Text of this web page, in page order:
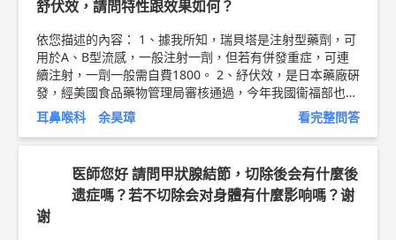
準。 嘉義長庚紀念醫院 耳鼻喉科 主治醫師 蔡明劭 問8健康
舒伏效，請問特性跟效果如何？
依您描述的內容： 1、據我所知，瑞貝塔是注射型藥劑，可
用於A、B型流感，一般注射一劑，但若有併發重症，可連
續注射，一劑一般需自費1800。 2、紓伏效，是日本藥廠硏
發，經美國食品藥物管理局審核通過，今年我國衞福部也通
過許可，此藥特色是只需口服一次，但單價頗高，目前大部
分醫院尚未進提供選擇。 以上純係觀念交流，一切以醫師
實際看診為準。 屏東明正耳鼻喉科診所 主治醫師 柳營奇美
醫院耳鼻喉科 兼任主治醫師 余昊璋 醫師簡介 ► http://bit.l
y/2vnDJBN 流感疫苗衛教文章 ►http://bit.ly/2kT8kWI
耳鼻喉科 余昊璋 看完整問答
医師您好 請問甲狀腺結節，切除後会有什麼後
遗症嗎？若不切除会对身體有什麼影响嗎？谢
谢